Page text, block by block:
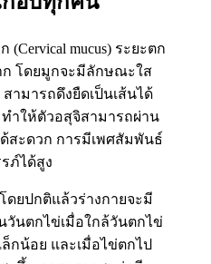
mucus) ระยะตก
โดยมูกจะมีลักษณะใส
ามารถดึงยืดเป็นเส้นได้
ทำให้ตัวอสุจิสามารถผ่าน
สะดวก การมีเพศสัมพันธ์
ภ์ได้สูง
ยปกติแล้วร่างกายจะมี
นตกไข่เมื่อใกล้วันตกไข่
กน้อย และเมื่อไข่ตกไป